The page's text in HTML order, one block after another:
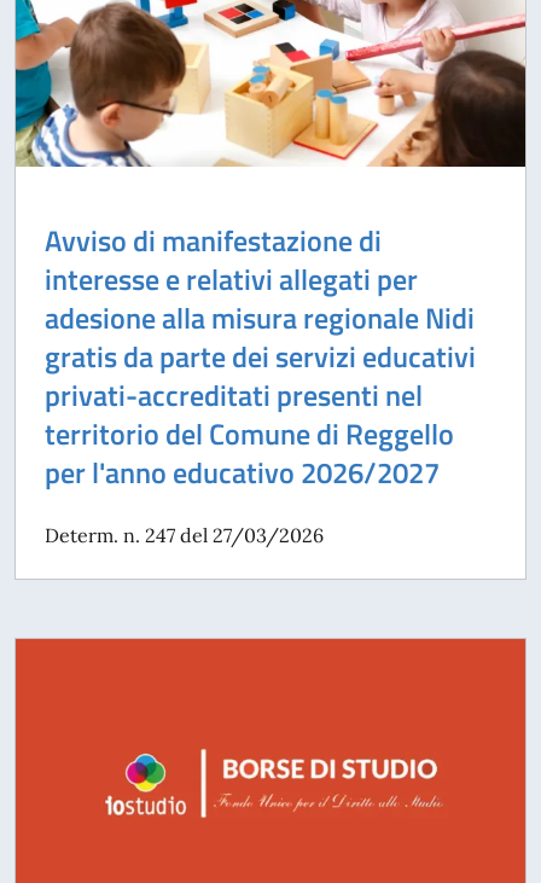
Avviso di manifestazione di
interesse e relativi allegati per
adesione alla misura regionale Nidi
gratis da parte dei servizi educativi
privati-accreditati presenti nel
territorio del Comune di Reggello
per l'anno educativo 2026/2027
Determ. n. 247 del 27/03/2026